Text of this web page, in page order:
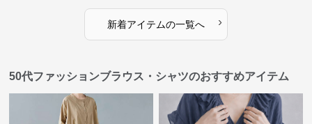
新着アイテムの一覧へ ›
50代ファッションブラウス・シャツのおすすめアイテム